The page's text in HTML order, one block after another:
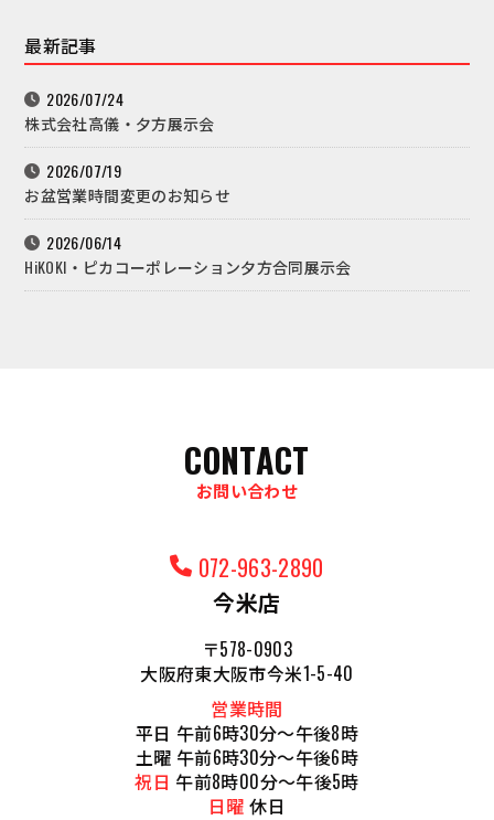
最新記事
2026/07/24
株式会社高儀・夕方展示会
2026/07/19
お盆営業時間変更のお知らせ
2026/06/14
HiKOKI・ピカコーポレーション夕方合同展示会
CONTACT
お問い合わせ
072-963-2890
今米店
〒578-0903
大阪府東大阪市今米1-5-40
営業時間
平日 午前6時30分～午後8時
土曜 午前6時30分～午後6時
祝日 午前8時00分～午後5時
日曜 休日